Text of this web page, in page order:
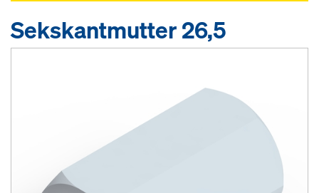
Sekskantmutter 26,5